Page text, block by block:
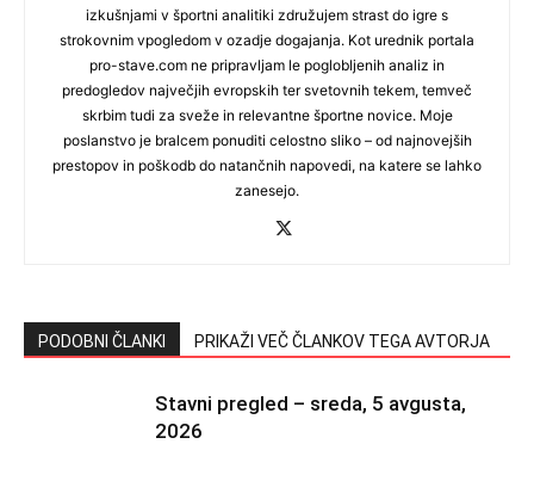
izkušnjami v športni analitiki združujem strast do igre s
strokovnim vpogledom v ozadje dogajanja. Kot urednik portala
pro-stave.com ne pripravljam le poglobljenih analiz in
predogledov največjih evropskih ter svetovnih tekem, temveč
skrbim tudi za sveže in relevantne športne novice. Moje
poslanstvo je bralcem ponuditi celostno sliko – od najnovejših
prestopov in poškodb do natančnih napovedi, na katere se lahko
zanesejo.
PODOBNI ČLANKI PRIKAŽI VEČ ČLANKOV TEGA AVTORJA
Stavni pregled – sreda, 5 avgusta,
2026